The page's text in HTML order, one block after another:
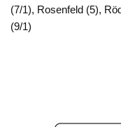
(7/1), Rosenfeld (5),
(9/1)